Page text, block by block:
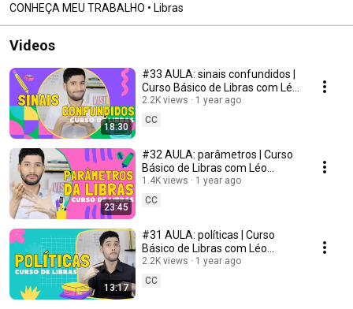
CONHEÇA MEU TRABALHO • Libras
Videos
18:30
#33 AULA: sinais confundidos |
Curso Básico de Libras com Léo
Viturinno
2.2K views
1 year ago
CC
23:45
#32 AULA: parâmetros | Curso
Básico de Libras com Léo
Viturinno
1.4K views
1 year ago
CC
13:17
#31 AULA: políticas | Curso
Básico de Libras com Léo
Viturinno
2.2K views
1 year ago
CC